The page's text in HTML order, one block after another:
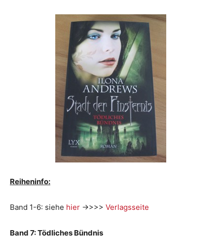
Reiheninfo:
Band 1-6: siehe hier ->>>> Verlagsseite
Band 7: Tödliches Bündnis